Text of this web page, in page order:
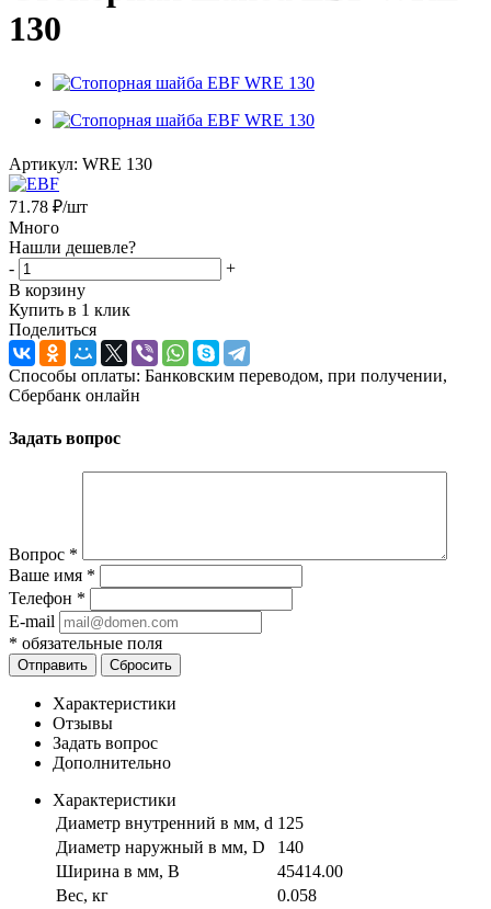
130
Артикул: WRE 130
71.78 ₽/шт
Много
Нашли дешевле?
-
+
В корзину
Купить в 1 клик
Поделиться
Способы оплаты: Банковским переводом, при получении,
Сбербанк онлайн
Задать вопрос
Вопрос *
Ваше имя *
Телефон *
E-mail
* обязательные поля
Отправить Сбросить
Характеристики
Отзывы
Задать вопрос
Дополнительно
Характеристики
Диаметр внутренний в мм, d 125
Диаметр наружный в мм, D
140
Ширина в мм, B
45414.00
Вес, кг
0.058